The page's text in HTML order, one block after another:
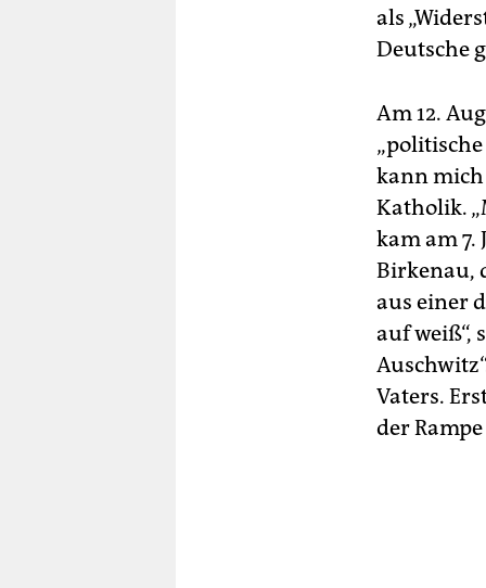
als
Deutsche
Am 12.
kann
Katholik.
kam am 7.
Birkenau,
aus einer
auf weiß“,
Vaters.
der